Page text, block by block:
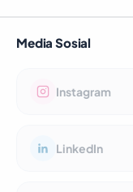
Media Sosial
Instagram
LinkedIn